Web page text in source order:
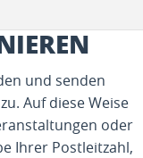
und senden
Auf diese Weise
oder
Ihrer Postleitzahl,